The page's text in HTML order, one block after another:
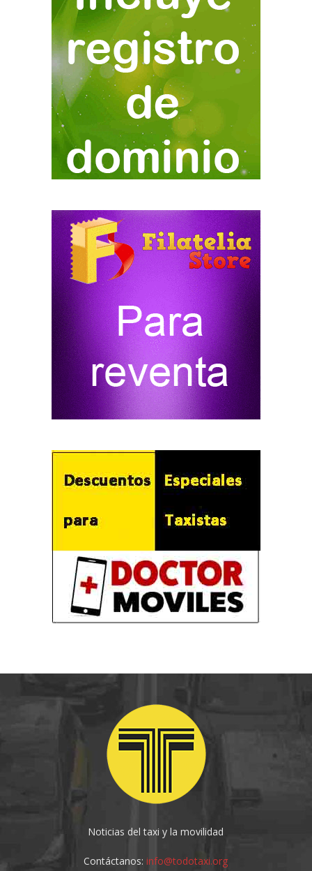
Noticias del taxi y la movilidad
Contáctanos:info@todotaxi.org